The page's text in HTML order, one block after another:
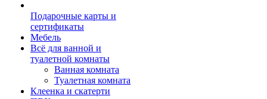
Подарочные карты и
сертификаты
Мебель
Всё для ванной и
туалетной комнаты
Ванная комната
Туалетная комната
Клеенка и скатерти